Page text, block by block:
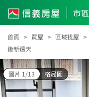
首頁 買屋 區域找屋
後新透天
圖片 1/13 格局圖